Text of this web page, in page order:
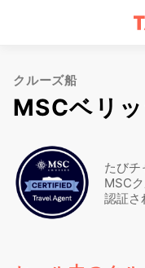
クルーズ船
MSCベリ
たびチ
MSC
認証さ